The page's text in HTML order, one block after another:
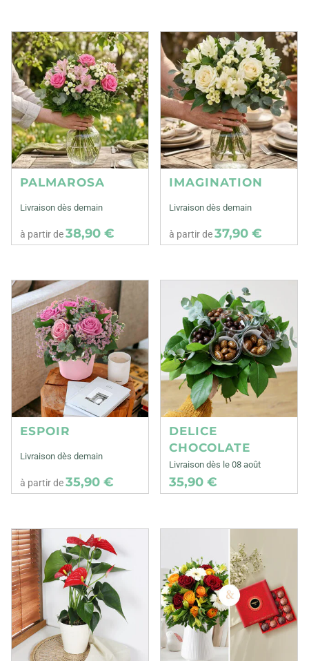
PALMAROSA
Livraison dès demain
à partir de38,90 €
IMAGINATION
Livraison dès demain
à partir de37,90 €
ESPOIR
Livraison dès demain
à partir de35,90 €
DELICE
CHOCOLATE
Livraison dès le 08 août
35,90 €